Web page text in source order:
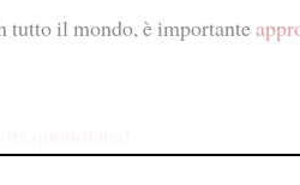
tutto il mondo, è importante